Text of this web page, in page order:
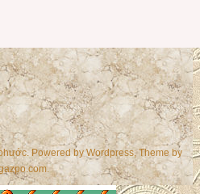
Powered byWordpress, Theme by
.